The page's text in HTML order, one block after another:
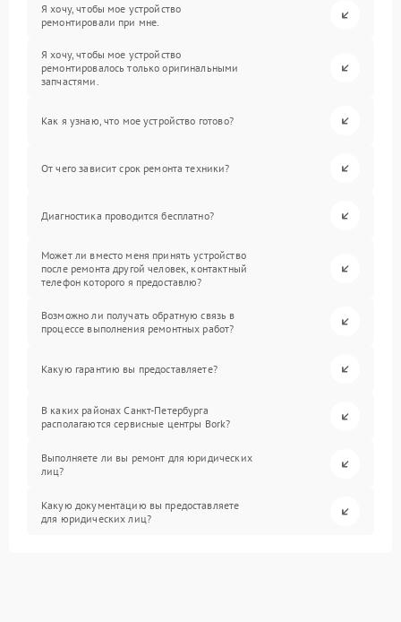
Я хочу, чтобы мое устройство
ремонтировали при мне.
Я хочу, чтобы мое устройство
ремонтировалось только оригинальными
запчастями.
Как я узнаю, что мое устройство готово?
От чего зависит срок ремонта техники?
Диагностика проводится бесплатно?
Может ли вместо меня принять устройство
после ремонта другой человек, контактный
телефон которого я предоставлю?
Возможно ли получать обратную связь в
процессе выполнения ремонтных работ?
Какую гарантию вы предоставляете?
В каких районах Санкт-Петербурга
располагаются сервисные центры Bork?
Выполняете ли вы ремонт для юридических
лиц?
Какую документацию вы предоставляете
для юридических лиц?